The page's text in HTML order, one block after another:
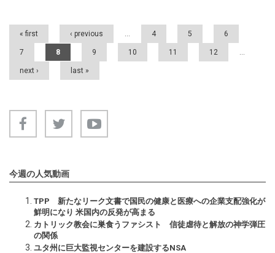
Pages
« first ‹ previous … 4 5 6
7 8 9 10 11 12 …
next › last »
今週の人気動画
TPP 新たなリーク文書で国民の健康と医療への企業支配強化が
鮮明になり 米国内の反発が高まる
カトリック教会に巣食うファシスト 信徒虐待と解放の神学弾圧
の関係
ユタ州に巨大監視センターを建設するNSA